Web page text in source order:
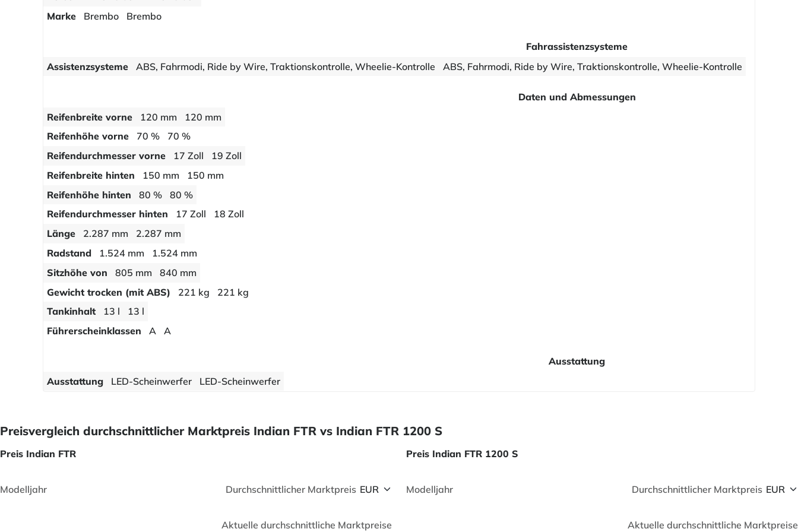
Marke
Brembo Brembo
Fahrassistenzsysteme
Assistenzsysteme
ABS, Fahrmodi, Ride by Wire, Traktionskontrolle, Wheelie-Kontrolle ABS, Fahrmodi, Ride by Wire, Traktionskontrolle, Wheelie-Kontrolle
Daten und Abmessungen
Reifenbreite vorne
120 mm
120 mm
Reifenhöhe vorne
70 %
70 %
Reifendurchmesser vorne
17 Zoll
19 Zoll
Reifenbreite hinten
150 mm
150 mm
Reifenhöhe hinten
80 %
80 %
Reifendurchmesser hinten
17 Zoll
18 Zoll
Länge
2.287 mm
2.287 mm
Radstand
1.524 mm
1.524 mm
Sitzhöhe von
805 mm
840 mm
Gewicht trocken (mit ABS)
221 kg
221 kg
Tankinhalt
13 l
13 l
Führerscheinklassen
A A
Ausstattung
Ausstattung
LED-Scheinwerfer LED-Scheinwerfer
Preisvergleich durchschnittlicher Marktpreis Indian FTR vs Indian FTR 1200 S
Preis Indian FTR
Modelljahr Durchschnittlicher Marktpreis
Aktuelle durchschnittliche Marktpreise
Preis Indian FTR 1200 S
Modelljahr Durchschnittlicher Marktpreis
Aktuelle durchschnittliche Marktpreise